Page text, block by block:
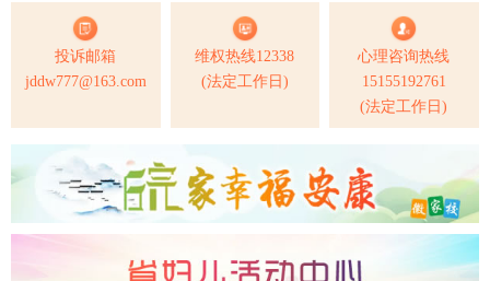
投诉邮箱
jddw777@163.com
维权热线12338
(法定工作日)
心理咨询热线
15155192761
(法定工作日)